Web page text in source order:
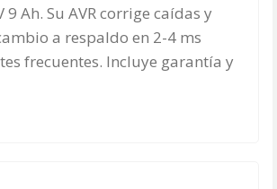
Ah. Su AVR corrige caídas y
a respaldo en 2-4 ms
frecuentes. Incluye garantía y